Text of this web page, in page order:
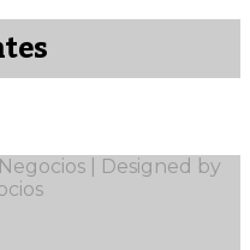
| Designed by